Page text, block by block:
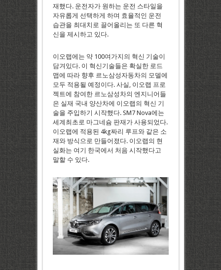
재했다. 운전자가 원하는 운전 스타일을
자유롭게 선택하게 하며 효율적인 운전
습관을 최대치로 끌어올리는 또 다른 혁
신을 제시하고 있다.
이오랩에는 약 100여가지의 혁신 기술이
담겨있다. 이 혁신기술들은 확실한 로드
맵에 따라 향후 르노삼성자동차의 모델에
모두 적용될 예정이다. 사실, 이오랩 프로
젝트에 참여한 르노삼성차의 엔지니어들
은 실재 국내 양산차에 이오랩의 혁신 기
술을 주입하기 시작했다. SM7 Nova에는
세계최초로 마그네슘 판재가 사용되었다.
이오랩에 적용된 4kg짜리 루프와 같은 소
재와 방식으로 만들어졌다. 이오랩의 현
실화는 여기 한국에서 처음 시작했다고
말할 수 있다.